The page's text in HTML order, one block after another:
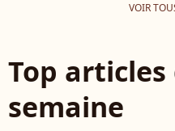
VOIR
Top articles
semaine